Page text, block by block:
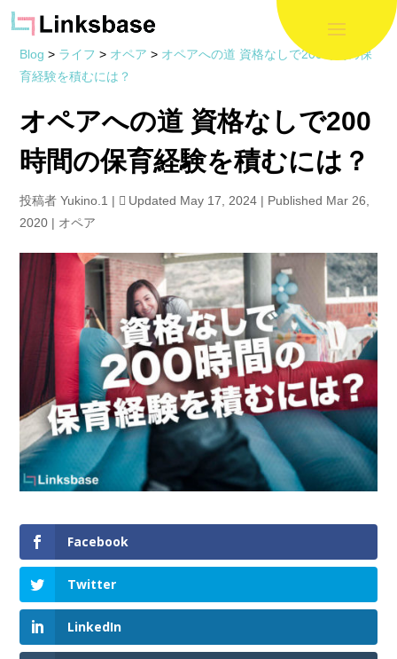
Blog > ライフ > オペア > オペアへの道 資格なしで200時間の保
育経験を積むには？
オペアへの道 資格なしで200
時間の保育経験を積むには？
投稿者Yukino.1 |
Updated May 17, 2024 | Published Mar 26,
2020 | オペア
Facebook
Twitter
LinkedIn